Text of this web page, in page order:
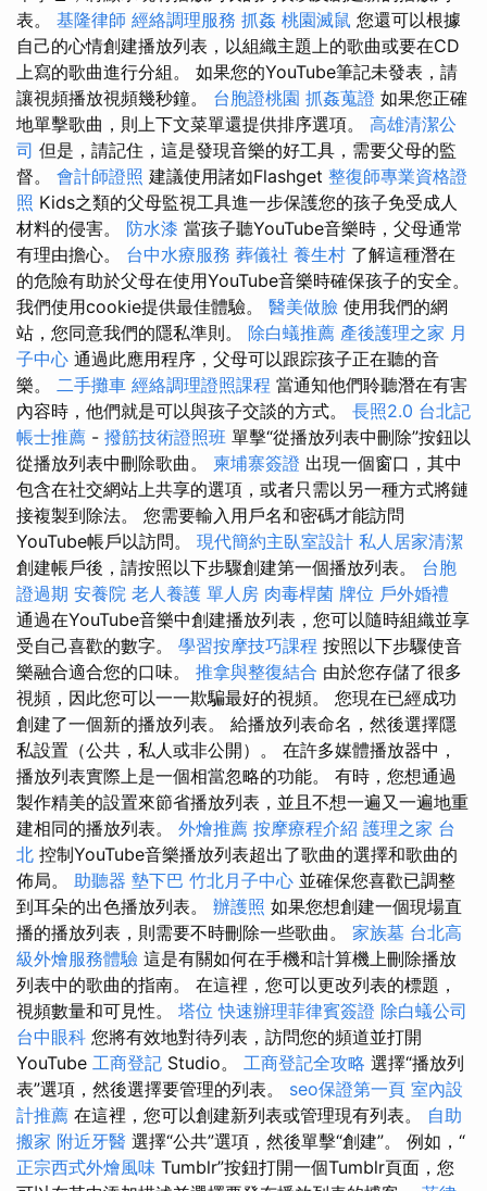
表。 基隆律師 經絡調理服務 抓姦 桃園滅鼠 您還可以根據
自己的心情創建播放列表，以組織主題上的歌曲或要在CD
上寫的歌曲進行分組。 如果您的YouTube筆記未發表，請
讓視頻播放視頻幾秒鐘。 台胞證桃園 抓姦蒐證 如果您正確
地單擊歌曲，則上下文菜單還提供排序選項。 高雄清潔公
司 但是，請記住，這是發現音樂的好工具，需要父母的監
督。 會計師證照 建議使用諸如Flashget 整復師專業資格證
照 Kids之類的父母監視工具進一步保護您的孩子免受成人
材料的侵害。 防水漆 當孩子聽YouTube音樂時，父母通常
有理由擔心。 台中水療服務 葬儀社 養生村 了解這種潛在
的危險有助於父母在使用YouTube音樂時確保孩子的安全。
我們使用cookie提供最佳體驗。 醫美做臉 使用我們的網
站，您同意我們的隱私準則。 除白蟻推薦 產後護理之家 月
子中心 通過此應用程序，父母可以跟踪孩子正在聽的音
樂。 二手攤車 經絡調理證照課程 當通知他們聆聽潛在有害
內容時，他們就是可以與孩子交談的方式。 長照2.0 台北記
帳士推薦 - 撥筋技術證照班 單擊“從播放列表中刪除”按鈕以
從播放列表中刪除歌曲。 柬埔寨簽證 出現一個窗口，其中
包含在社交網站上共享的選項，或者只需以另一種方式將鏈
接複製到除法。 您需要輸入用戶名和密碼才能訪問
YouTube帳戶以訪問。 現代簡約主臥室設計 私人居家清潔
創建帳戶後，請按照以下步驟創建第一個播放列表。 台胞
證過期 安養院 老人養護 單人房 肉毒桿菌 牌位 戶外婚禮
通過在YouTube音樂中創建播放列表，您可以隨時組織並享
受自己喜歡的數字。 學習按摩技巧課程 按照以下步驟使音
樂融合適合您的口味。 推拿與整復結合 由於您存儲了很多
視頻，因此您可以一一欺騙最好的視頻。 您現在已經成功
創建了一個新的播放列表。 給播放列表命名，然後選擇隱
私設置（公共，私人或非公開）。 在許多媒體播放器中，
播放列表實際上是一個相當忽略的功能。 有時，您想通過
製作精美的設置來節省播放列表，並且不想一遍又一遍地重
建相同的播放列表。 外燴推薦 按摩療程介紹 護理之家 台
北 控制YouTube音樂播放列表超出了歌曲的選擇和歌曲的
佈局。 助聽器 墊下巴 竹北月子中心 並確保您喜歡已調整
到耳朵的出色播放列表。 辦護照 如果您想創建一個現場直
播的播放列表，則需要不時刪除一些歌曲。 家族墓 台北高
級外燴服務體驗 這是有關如何在手機和計算機上刪除播放
列表中的歌曲的指南。 在這裡，您可以更改列表的標題，
視頻數量和可見性。 塔位 快速辦理菲律賓簽證 除白蟻公司
台中眼科 您將有效地對待列表，訪問您的頻道並打開
YouTube 工商登記 Studio。 工商登記全攻略 選擇“播放列
表”選項，然後選擇要管理的列表。 seo保證第一頁 室內設
計推薦 在這裡，您可以創建新列表或管理現有列表。 自助
搬家 附近牙醫 選擇“公共”選項，然後單擊“創建”。 例如，“
正宗西式外燴風味 Tumblr”按鈕打開一個Tumblr頁面，您